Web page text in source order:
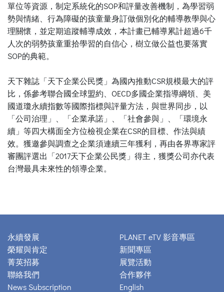
單位等資源，制定系統化的SOP和評量改善機制，為學習弱
勢與情緒、行為障礙的孩童量身訂做個別化的輔導教學與心
理關懷，並定期追蹤輔導成效，本計畫已輔導累計超過6千
人次的弱勢孩童重拾學習的自信心，樹立做公益也要落實
SOP的典範。
天下雜誌「天下企業公民獎」為國內推動CSR規模最大的評
比，係參考聯合國全球盟約、OECD多國企業指導綱領、美
國道瓊永續指數等國際指標與評量方法，與世界同步，以
「公司治理」、「企業承諾」、「社會參與」、「環境永
續」等四大構面全方位檢視企業在CSR的目標、作法與績
效。獲邀參與調查之企業須連續三年獲利，再由各界專家評
審團評選出「2017天下企業公民獎」得主，獲獎公司亦代表
台灣最具未來性的領導企業。
永續發展
榮耀與肯定
菁英招募
聯絡我們
News Subscription
PLANET eTV 影音專區
新聞專區
展覽活動
合作夥伴
English